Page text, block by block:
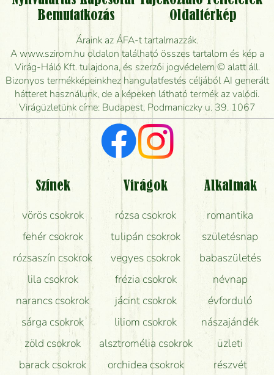
Vidékre is lehet rendelni?
Meddig rendelhetek virágküldést úgy, hogy még ma
kiszállítsák?
Mennyire gyorsan tudják elkészíteni a csokrot, és
mikor tudják leghamarabb kiszállítani?
Vörös rózsát keresek, van önöknél?
Milyen visszajelzést kapok a virágküldésről?
Tényleg azt kapom, ami a képen van?
Mit kell tudni a virágcsokrok szállításáról?
Hogy marad a lehető legtovább friss a csokor?
Tudok adventi koszorút vásárolni boltban?
Bemutatkozás
Oldaltérkép
Áraink az ÁFA-t tartalmazzák.
A www.szirom.hu oldalon található összes tartalom és kép a
Virág-Háló Kft. tulajdona, és szerzői jogvédelem © alatt áll.
Bizonyos termékképeinkhez hangulatfestés céljából AI generált
hátteret használunk, de a képeken látható termék az valódi.
Virágüzletünk címe: Budapest, Podmaniczky u. 39. 1067
Színek
vörös csokrok
fehér csokrok
rózsaszín csokrok
lila csokrok
narancs csokrok
sárga csokrok
zöld csokrok
barack csokrok
Virágok
rózsa csokrok
tulipán csokrok
vegyes csokrok
frézia csokrok
jácint csokrok
liliom csokrok
alsztromélia csokrok
orchidea csokrok
Alkalmak
romantika
születésnap
babaszületés
névnap
évforduló
nászajándék
üzleti
részvét